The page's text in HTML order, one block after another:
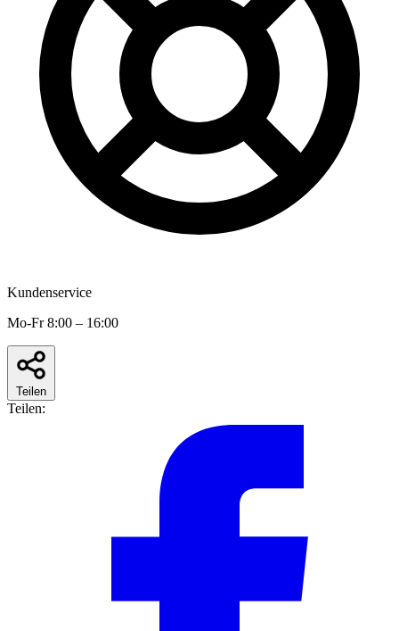
Kundenservice
Mo-Fr 8:00 – 16:00
Teilen
Teilen: